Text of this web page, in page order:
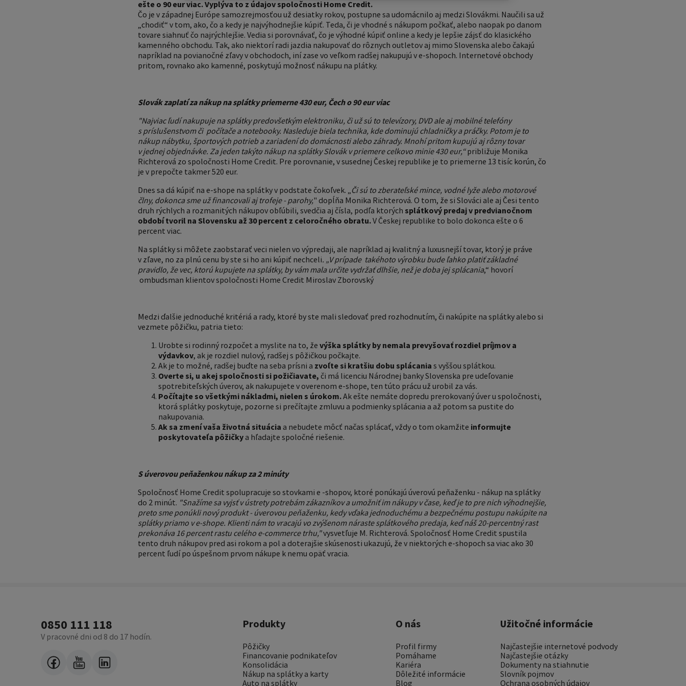
ešte o 90 eur viac.Vyplýva to z údajov spoločnosti Home Credit.
Čo je v západnej Európe samozrejmosťou už desiatky rokov, postupne sa udomácnilo aj medzi Slovákmi. Naučili sa už
„chodiť“ v tom, ako, čo a kedy je najvýhodnejšie kúpiť. Teda, či je vhodné s nákupom počkať, alebo naopak po danom
tovare siahnuť čo najrýchlejšie. Vedia si porovnávať, čo je výhodné kúpiť online a kedy je lepšie zájsť do klasického
kamenného obchodu. Tak, ako niektorí radi jazdia nakupovať do rôznych outletov aj mimo Slovenska alebo čakajú
napríklad na povianočné zľavy v obchodoch, iní zase vo veľkom radšej nakupujú v e-shopoch. Internetové obchody
pritom, rovnako ako kamenné, poskytujú možnosť nákupu na plátky.
Slovák zaplatí za nákup na splátky priemerne 430 eur, Čech o 90 eur viac
"Najviac ľudí nakupuje na splátky predovšetkým elektroniku, či už sú to televízory, DVD ale aj mobilné telefóny
s príslušenstvom či počítače a notebooky. Nasleduje biela technika, kde dominujú chladničky a práčky. Potom je to
nákup nábytku, športových potrieb a zariadení do domácnosti alebo záhrady. Mnohí pritom kupujú aj rôzny tovar
v jednej objednávke. Za jeden takýto nákup na splátky Slovák v priemere celkovo minie 430 eur,“približuje Monika
Richterová zo spoločnosti Home Credit. Pre porovnanie, v susednej Českej republike je to priemerne 13 tisíc korún, čo
je v prepočte takmer 520 eur.
Dnes sa dá kúpiť na e-shope na splátky v podstate čokoľvek. „Či sú to zberateľské mince, vodné lyže alebo motorové
člny, dokonca sme už financovali aj trofeje - parohy," dopĺňa Monika Richterová. O tom, že si Slováci ale aj Česi tento
druh rýchlych a rozmanitých nákupov obľúbili, svedčia aj čísla, podľa ktorých splátkový predaj v predvianočnom
období tvoril na Slovensku až 30 percent z celoročného obratu.V Českej republike to bolo dokonca ešte o 6
percent viac.
Na splátky si môžete zaobstarať veci nielen vo výpredaji, ale napríklad aj kvalitný a luxusnejší tovar, ktorý je práve
v zľave, no za plnú cenu by ste si ho ani kúpiť nechceli. „V prípade takéhoto výrobku bude ľahko platiť základné
pravidlo, že vec, ktorú kupujete na splátky, by vám mala určite vydržať dlhšie, než je doba jej splácania,“ hovorí
ombudsman klientov spoločnosti Home Credit Miroslav Zborovský
Medzi ďalšie jednoduché kritériá a rady, ktoré by ste mali sledovať pred rozhodnutím, či nakúpite na splátky alebo si
vezmete pôžičku, patria tieto:
Urobte si rodinný rozpočet a myslite na to, že výška splátky by nemala prevyšovať rozdiel príjmov a
výdavkov, ak je rozdiel nulový, radšej s pôžičkou počkajte.
Ak je to možné, radšej buďte na seba prísni a zvoľte si kratšiu dobu splácania s vyššou splátkou.
Overte si, u akej spoločnosti si požičiavate, či má licenciu Národnej banky Slovenska pre udeľovanie
spotrebiteľských úverov, ak nakupujete v overenom e-shope, ten túto prácu už urobil za vás.
Počítajte so všetkými nákladmi, nielen s úrokom.Ak ešte nemáte dopredu prerokovaný úver u spoločnosti,
ktorá splátky poskytuje, pozorne si prečítajte zmluvu a podmienky splácania a až potom sa pustite do
nakupovania.
Ak sa zmení vaša životná situácia a nebudete môcť načas splácať, vždy o tom okamžite informujte
poskytovateľa pôžičkya hľadajte spoločné riešenie.
S úverovou peňaženkou nákup za 2 minúty
Spoločnosť Home Credit spolupracuje so stovkami e -shopov, ktoré ponúkajú úverovú peňaženku - nákup na splátky
do 2 minút. "Snažíme sa vyjsť v ústrety potrebám zákazníkov a umožniť im nákupy v čase, keď je to pre nich výhodnejšie,
preto sme ponúkli nový produkt - úverovou peňaženku, kedy vďaka jednoduchému a bezpečnému postupu nakúpite na
splátky priamo v e-shope. Klienti nám to vracajú vo zvýšenom náraste splátkového predaja, keď náš 20-percentný rast
prekonáva 16 percent rastu celého e-commerce trhu,"vysvetľuje M. Richterová. Spoločnosť Home Credit spustila
tento druh nákupov pred asi rokom a pol a doterajšie skúsenosti ukazujú, že v niektorých e-shopoch sa viac ako 30
percent ľudí po úspešnom prvom nákupe k nemu opäť vracia.
0850 111 118
V pracovné dni od 8 do 17 hodín.
Produkty
Pôžičky
Financovanie podnikateľov
Konsolidácia
Nákup na splátky a karty
Auto na splátky
O nás
Profil firmy
Pomáhame
Kariéra
Dôležité informácie
Blog
Užitočné informácie
Najčastejšie internetové podvody
Najčastejšie otázky
Dokumenty na stiahnutie
Slovník pojmov
Ochrana osobných údajov